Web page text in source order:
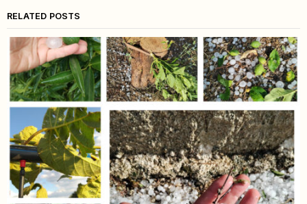
RELATED POSTS